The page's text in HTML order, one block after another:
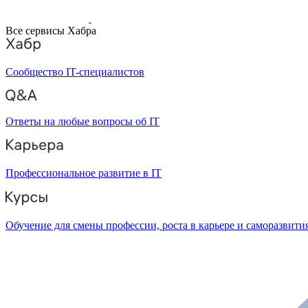
Все сервисы Хабра
Сообщество IT-специалистов
Ответы на любые вопросы об IT
Профессиональное развитие в IT
Обучение для смены профессии, роста в карьере и